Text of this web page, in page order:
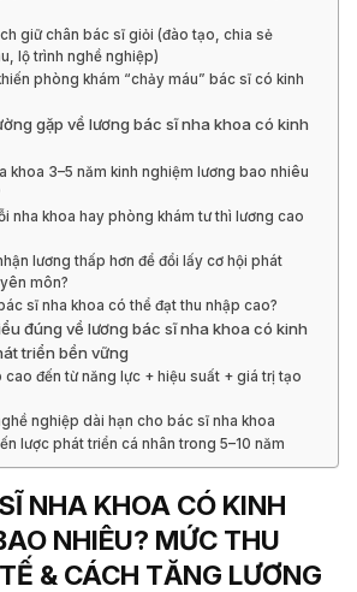
giữ chân bác sĩ giỏi (đào tạo, chia sẻ
lộ trình nghề nghiệp)
phòng khám “chảy máu” bác sĩ có kinh
gặp về lương bác sĩ nha khoa có kinh
khoa 3–5 năm kinh nghiệm lương bao nhiêu
nha khoa hay phòng khám tư thì lương cao
lương thấp hơn để đổi lấy cơ hội phát
môn?
sĩ nha khoa có thể đạt thu nhập cao?
đúng về lương bác sĩ nha khoa có kinh
triển bền vững
cao đến từ năng lực + hiệu suất + giá trị tạo
nghiệp dài hạn cho bác sĩ nha khoa
lược phát triển cá nhân trong 5–10 năm
NHA KHOA CÓ KINH
NHIÊU? MỨC THU
& CÁCH TĂNG LƯƠNG